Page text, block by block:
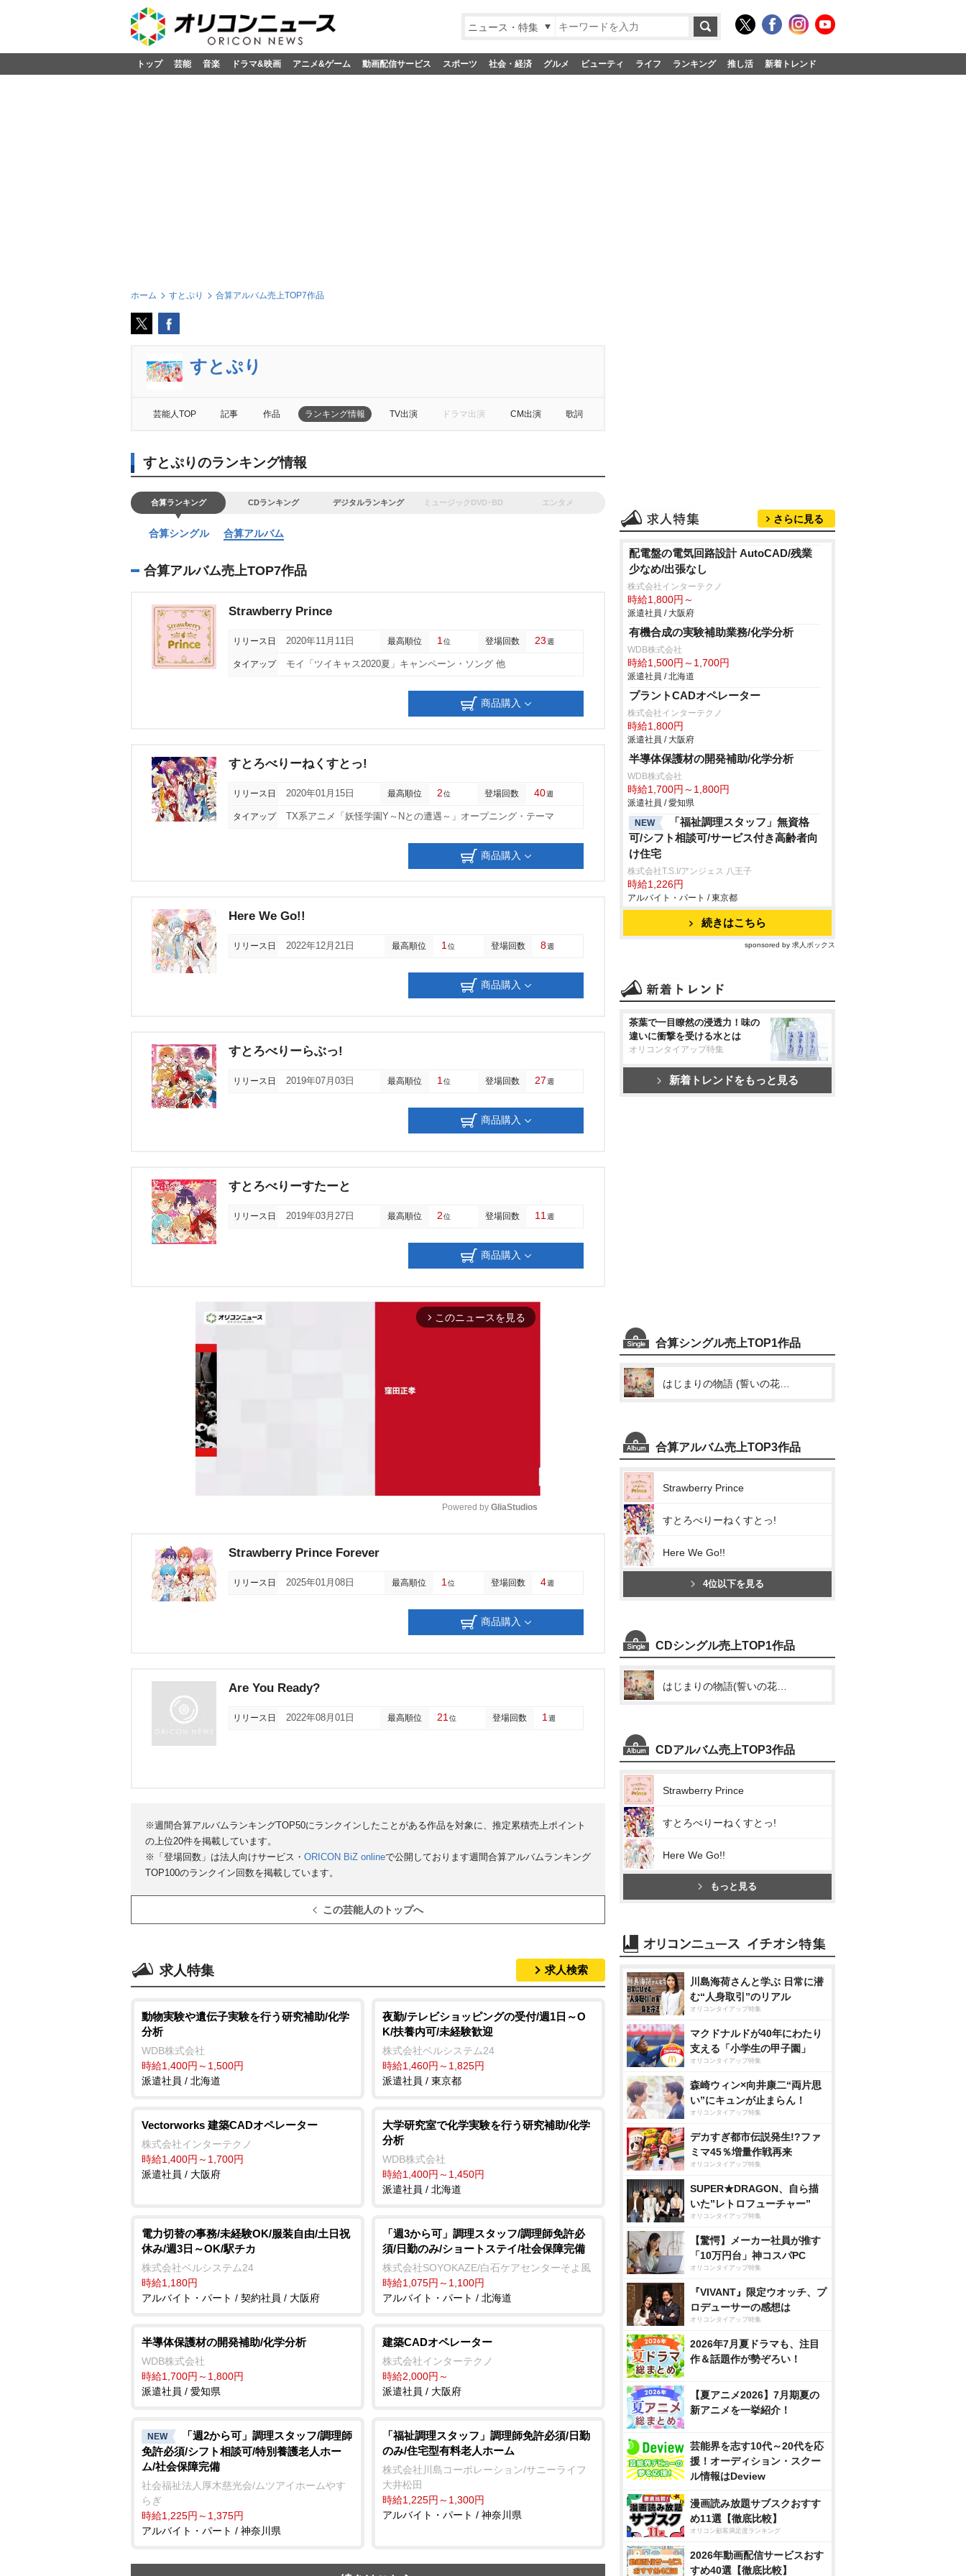
ニュース・特集
トップ 芸能 音楽 ドラマ&映画 アニメ&ゲーム 動画配信サービス スポーツ 社会・経済 グルメ ビューティ ライフ ランキング 推し活 新着トレンド
ホーム すとぷり 合算アルバム売上TOP7作品
すとぷり
芸能人TOP 記事 作品 ランキング情報 TV出演 ドラマ出演 CM出演 歌詞
すとぷりのランキング情報
合算ランキング CDランキング デジタルランキング ミュージックDVD･BD エンタメ
合算シングル 合算アルバム
合算アルバム売上TOP7作品
Strawberry Prince
リリース日 2020年11月11日 最高順位 1 位 登場回数 23週
タイアップ モイ「ツイキャス2020夏」キャンペーン・ソング 他
商品購入
すとろべりーねくすとっ!
リリース日 2020年01月15日 最高順位 2位 登場回数 40週
タイアップ TX系アニメ「妖怪学園Y～Nとの遭遇～」オープニング・テーマ
商品購入
Here We Go!!
リリース日 2022年12月21日 最高順位 1 位 登場回数 8週
商品購入
すとろべりーらぶっ!
リリース日 2019年07月03日 最高順位 1 位 登場回数 27週
商品購入
すとろべりーすたーと
リリース日 2019年03月27日 最高順位 2位 登場回数 11 週
商品購入
arrow_forward_ios このニュースを見る
e
Powered by GliaStudios
Strawberry Prince Forever
リリース日 2025年01月08日 最高順位 1 位 登場回数 4週
商品購入
Are You Ready?
リリース日 2022年08月01日 最高順位 21 位 登場回数 1 週
※週間合算アルバムランキングTOP50にランクインしたことがある作品を対象に、推定累積売上ポイント
の上位20件を掲載しています。
※「登場回数」は法人向けサービス・ ORICON BiZ onlineで公開しております週間合算アルバムランキング
TOP100のランクイン回数を掲載しています。
この芸能人のトップへ
求人特集 求人検索
動物実験や遺伝子実験を行う研究補助/化学
分析
WDB株式会社
時給1,400円～1,500円
派遣社員 / 北海道
夜勤/テレビショッピングの受付/週1日～O
K/扶養内可/未経験歓迎
株式会社ベルシステム24
時給1,460円～1,825円
派遣社員 / 東京都
Vectorworks 建築CADオペレーター
株式会社インターテクノ
時給1,400円～1,700円
派遣社員 / 大阪府
大学研究室で化学実験を行う研究補助/化学
分析
WDB株式会社
時給1,400円～1,450円
派遣社員 / 北海道
電力切替の事務/未経験OK/服装自由/土日祝
休み/週3日～OK/駅チカ
株式会社ベルシステム24
時給1,180円
アルバイト・パート / 契約社員 / 大阪府
「週3から可」調理スタッフ/調理師免許必
須/日勤のみ/ショートステイ/社会保障完備
株式会社SOYOKAZE/白石ケアセンターそよ風
時給1,075円～1,100円
アルバイト・パート / 北海道
半導体保護材の開発補助/化学分析
WDB株式会社
時給1,700円～1,800円
派遣社員 / 愛知県
建築CADオペレーター
株式会社インターテクノ
時給2,000円～
派遣社員 / 大阪府
NEW
「週2から可」調理スタッフ/調理師
免許必須/シフト相談可/特別養護老人ホー
ム/社会保障完備
社会福祉法人厚木慈光会/ムツアイホームやす
らぎ
時給1,225円～1,375円
アルバイト・パート / 神奈川県
「福祉調理スタッフ」調理師免許必須/日勤
のみ/住宅型有料老人ホーム
株式会社川島コーポレーション/サニーライフ
大井松田
時給1,225円～1,300円
アルバイト・パート / 神奈川県
さらに見る
配電盤の電気回路設計 AutoCAD/残業
少なめ/出張なし
株式会社インターテクノ
時給1,800円～
派遣社員 / 大阪府
有機合成の実験補助業務/化学分析
WDB株式会社
時給1,500円～1,700円
派遣社員 / 北海道
プラントCADオペレーター
株式会社インターテクノ
時給1,800円
派遣社員 / 大阪府
半導体保護材の開発補助/化学分析
WDB株式会社
時給1,700円～1,800円
派遣社員 / 愛知県
NEW
「福祉調理スタッフ」無資格
可/シフト相談可/サービス付き高齢者向
け住宅
株式会社T.S.I/アンジェス 八王子
時給1,226円
アルバイト・パート / 東京都
続きはこちら
sponsored by 求人ボックス
茶葉で一目瞭然の浸透力！味の
違いに衝撃を受ける水とは
オリコンタイアップ特集
新着トレンドをもっと見る
合算シングル売上TOP1作品
合算アルバム売上TOP3作品
Strawberry Prince
すとろべりーねくすとっ!
Here We Go!!
4位以下を見る
CDシングル売上TOP1作品
CDアルバム売上TOP3作品
Strawberry Prince
すとろべりーねくすとっ!
Here We Go!!
もっと見る
川島海荷さんと学ぶ 日常に潜
む“人身取引”のリアル
オリコンタイアップ特集
マクドナルドが40年にわたり
支える「小学生の甲子園」
オリコンタイアップ特集
森崎ウィン×向井康二“両片思
い”にキュンが止まらん！
オリコンタイアップ特集
デカすぎ都市伝説発生!?ファ
ミマ45％増量作戦再来
オリコンタイアップ特集
SUPER★DRAGON、自ら描
いた”レトロフューチャー”
オリコンタイアップ特集
【驚愕】メーカー社員が推す
「10万円台」神コスパPC
オリコンタイアップ特集
『VIVANT』限定ウオッチ、プ
ロデューサーの感想は
オリコンタイアップ特集
2026年7月夏ドラマも、注目
作＆話題作が勢ぞろい！
【夏アニメ2026】7月期夏の
新アニメを一挙紹介！
芸能界を志す10代～20代を応
援！オーディション・スクー
ル情報はDeview
漫画読み放題サブスクおすす
め11選【徹底比較】
オリコン顧客満足度ランキング
2026年動画配信サービスおす
すめ40選【徹底比較】